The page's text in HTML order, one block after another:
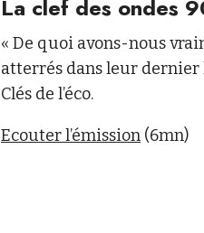
La clef des ondes
« De quoi avons-nous
atterrés dans leur dernier
Clés de l’éco.
Ecouter l’émission (6mn)